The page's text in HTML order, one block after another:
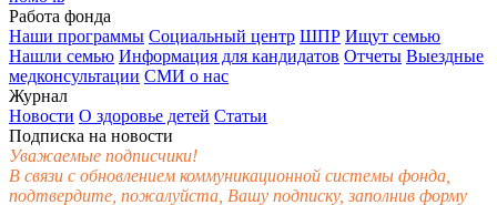
Работа фонда
Наши программы Социальный центр ШПР Ищут семью
Нашли семью Информация для кандидатов Отчеты Выездные
медконсультации СМИ о нас
Журнал
Новости О здоровье детей Статьи
Подписка на новости
Уважаемые подписчики!
В связи с обновлением коммуникационной системы фонда,
подтвердите, пожалуйста, Вашу подписку, заполнив форму